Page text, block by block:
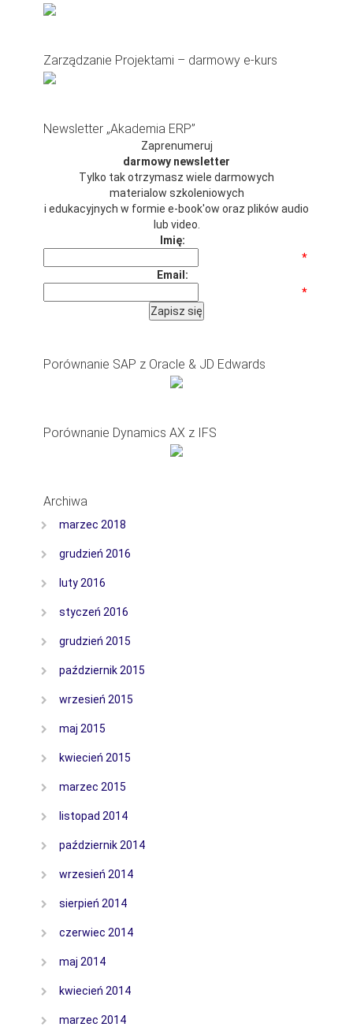
Zarządzanie Projektami – darmowy e-kurs
Newsletter „Akademia ERP”
Zaprenumeruj
darmowy newsletter
Tylko tak otrzymasz wiele darmowych
materialow szkoleniowych
i edukacyjnych w formie e-book'ow oraz plików audio
lub video.
Imię:
*
Email:
*
Porównanie SAP z Oracle & JD Edwards
Porównanie Dynamics AX z IFS
Archiwa
marzec 2018
grudzień 2016
luty 2016
styczeń 2016
grudzień 2015
październik 2015
wrzesień 2015
maj 2015
kwiecień 2015
marzec 2015
listopad 2014
październik 2014
wrzesień 2014
sierpień 2014
czerwiec 2014
maj 2014
kwiecień 2014
marzec 2014